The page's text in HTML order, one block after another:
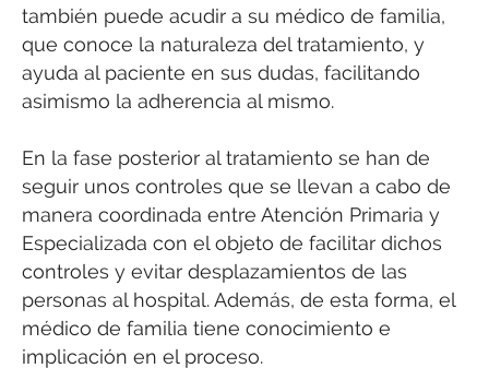
también puede acudir a su médico de familia,
que conoce la naturaleza del tratamiento, y
ayuda al paciente en sus dudas, facilitando
asimismo la adherencia al mismo.
En la fase posterior al tratamiento se han de
seguir unos controles que se llevan a cabo de
manera coordinada entre Atención Primaria y
Especializada con el objeto de facilitar dichos
controles y evitar desplazamientos de las
personas al hospital. Además, de esta forma, el
médico de familia tiene conocimiento e
implicación en el proceso.